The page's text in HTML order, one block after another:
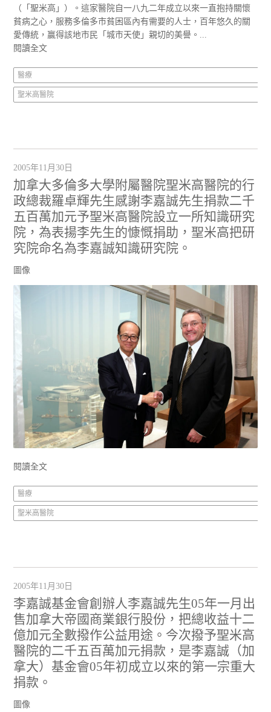
（「聖米高」）。這家醫院自一八九二年成立以來一直抱持關懷
貧病之心，服務多倫多市貧困區內有需要的人士，百年悠久的關
愛傳統，贏得該地市民「城市天使」親切的美譽。...
閱讀全文
醫療
聖米高醫院
2005年11月30日
加拿大多倫多大學附屬醫院聖米高醫院的行
政總裁羅卓輝先生感謝李嘉誠先生捐款二千
五百萬加元予聖米高醫院設立一所知識研究
院，為表揚李先生的慷慨捐助，聖米高把研
究院命名為李嘉誠知識研究院。
圖像
閱讀全文
醫療
聖米高醫院
2005年11月30日
李嘉誠基金會創辦人李嘉誠先生05年一月出
售加拿大帝國商業銀行股份，把總收益十二
億加元全數撥作公益用途。今次撥予聖米高
醫院的二千五百萬加元捐款，是李嘉誠（加
拿大）基金會05年初成立以來的第一宗重大
捐款。
圖像